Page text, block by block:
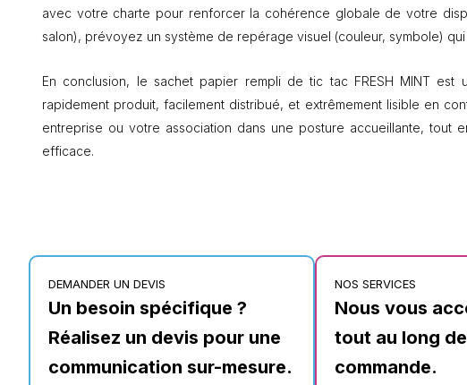
avec votre charte pour renforcer la cohérence globale de votre
salon), prévoyez un système de repérage visuel (couleur, symbole)
En conclusion, le sachet papier rempli de tic tac FRESH MINT est
rapidement produit, facilement distribué, et extrêmement lisible en
entreprise ou votre association dans une posture accueillante, tout
efficace.
DEMANDER UN DEVIS
Un besoin spécifique ?
Réalisez un devis pour une
communication sur-mesure.
NOS SERVICES
Nous vous
tout au long
commande.